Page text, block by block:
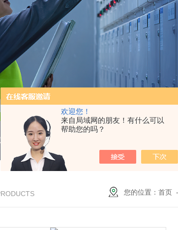
欢迎您！
来自局域网的朋友！有什么可以
帮助您的吗？
能电机保护继电器 EOCR3DE-
您的位置：首页